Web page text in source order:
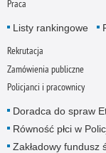
Praca
Listy rankingowe
Rekrutacja
Zamówienia publiczne
Policjanci i pracownicy
Doradca do spraw
Równość płci w
Zakładowy fundusz